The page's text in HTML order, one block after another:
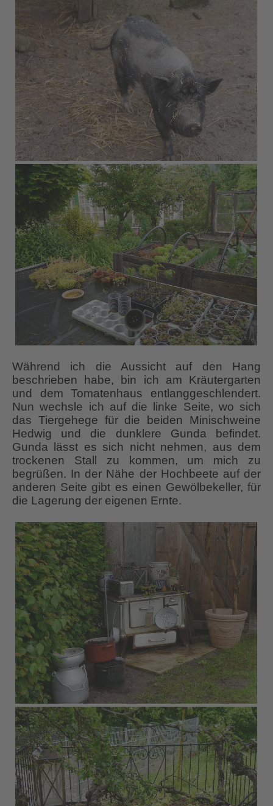
Während ich die Aussicht auf den Hang
beschrieben habe, bin ich am Kräutergarten
und dem Tomatenhaus entlanggeschlendert.
Nun wechsle ich auf die linke Seite, wo sich
das Tiergehege für die beiden Minischweine
Hedwig und die dunklere Gunda befindet.
Gunda lässt es sich nicht nehmen, aus dem
trockenen Stall zu kommen, um mich zu
begrüßen. In der Nähe der Hochbeete auf der
anderen Seite gibt es einen Gewölbekeller, für
die Lagerung der eigenen Ernte.